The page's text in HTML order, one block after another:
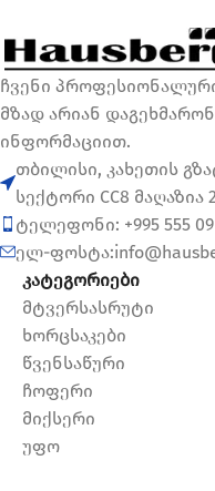
ჩვენი
მზად არიან
ინფორმაციით.
თბილისი, კახეთის
სექტორი CC8 მაღაზია
ტელეფონი: +995 555
ელ-
კატეგორიები
მტვერსასრუტი
ხორცსაკები
წვენსაწური
ჩოფერი
მიქსერი
უფო